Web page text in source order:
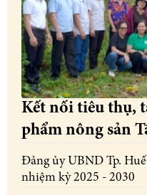
Kết nối tiêu thụ,
phẩm nông sản
Đảng ủy UBND Tp.
nhiệm kỳ 2025 - 2030